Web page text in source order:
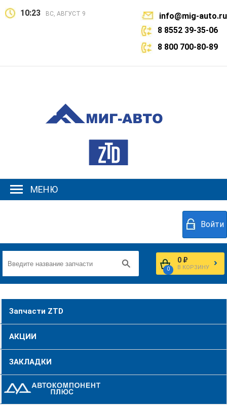
10:23 ВС, АВГУСТ 9
info@mig-auto.ru
8 8552 39-35-06
8 800 700-80-89
МЕНЮ
Войти
0
0 ₽
В КОРЗИНУ
Запчасти ZTD
АКЦИИ
ЗАКЛАДКИ